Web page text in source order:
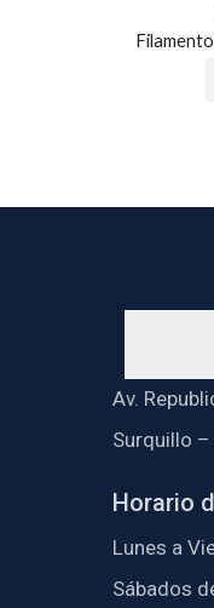
Av.
Surquillo
Horario
Lunes a
Sábados